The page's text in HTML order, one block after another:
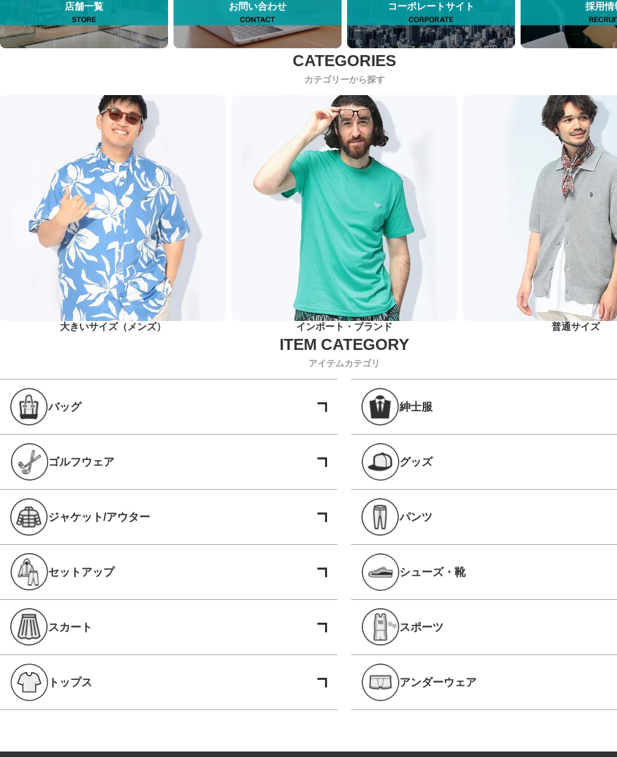
店舗一覧 お問い合わせ コーポレートサイト 採用情
カテゴリーから探す
大きいサイズ（メンズ） インポート・ブランド 普通サイズ
アイテムカテゴリ
バッグ 紳士服
ゴルフウェア グッズ
ジャケット/アウター パンツ
セットアップ シューズ・靴
スカート スポーツ
トップス アンダーウェア